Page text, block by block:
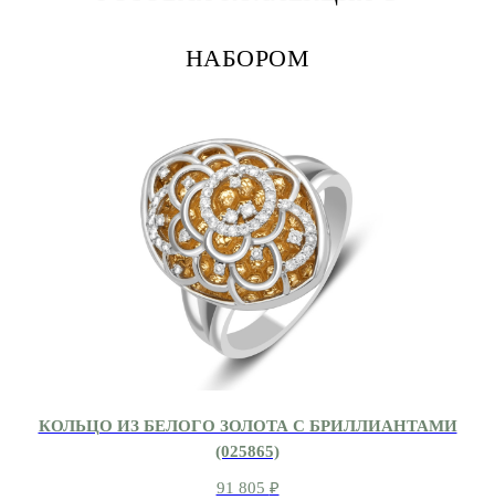
НАБОРОМ
КОЛЬЦО ИЗ БЕЛОГО ЗОЛОТА С БРИЛЛИАНТАМИ
(025865)
91 805 ₽